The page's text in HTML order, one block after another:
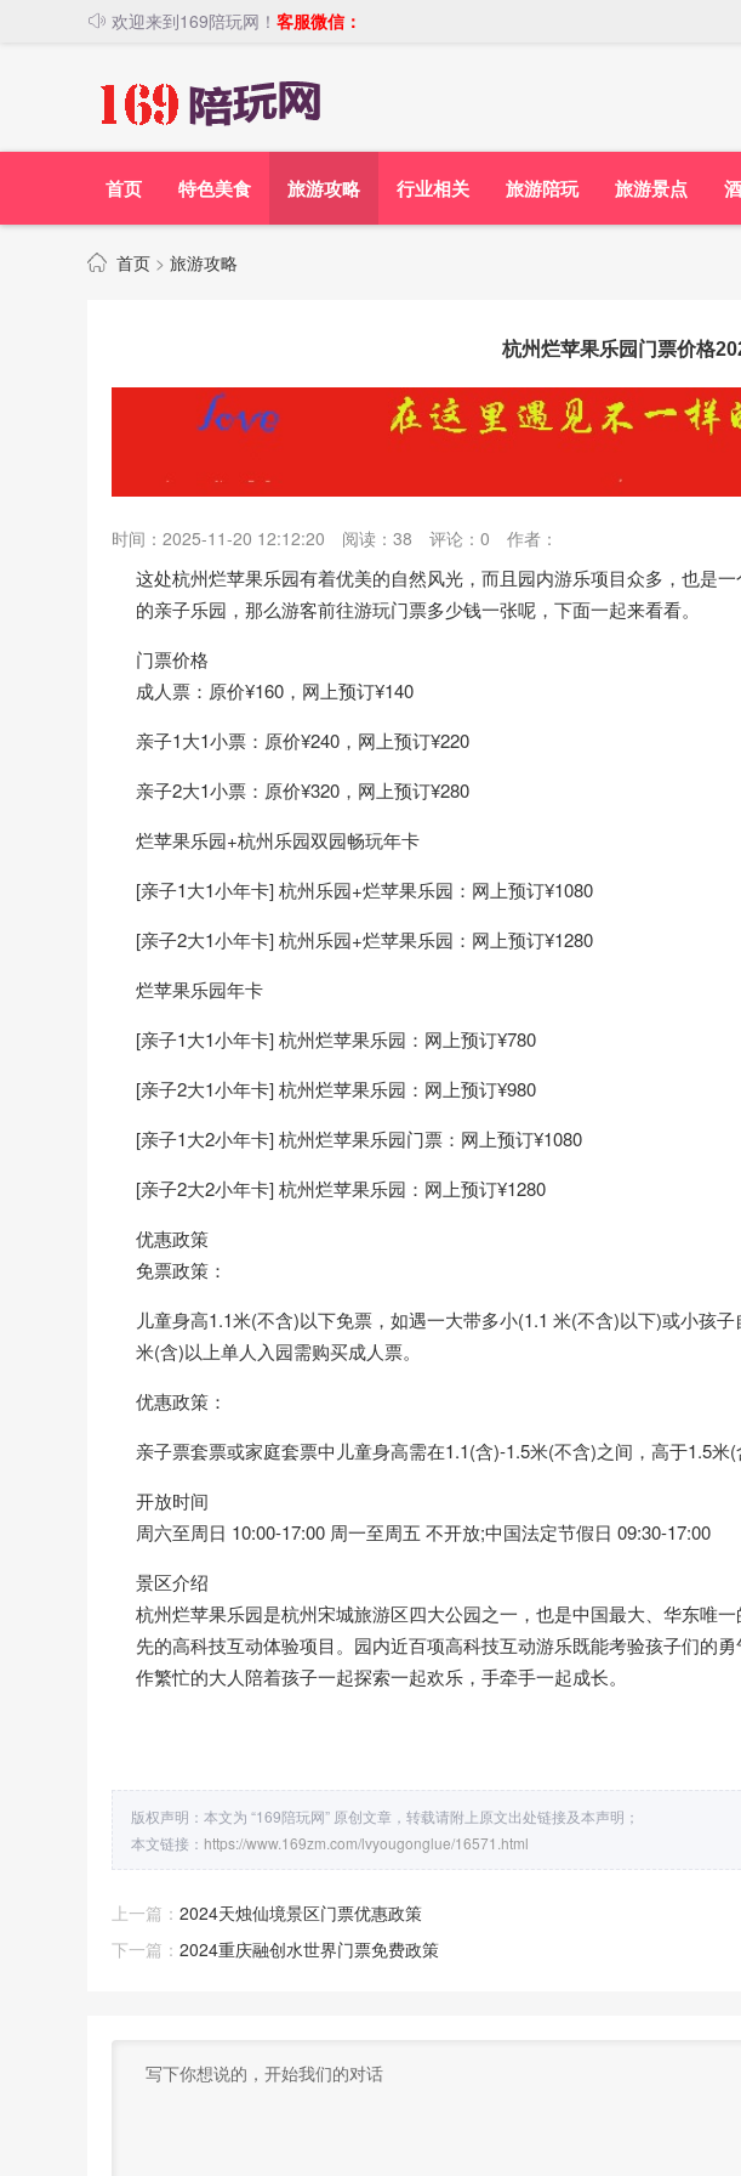
欢迎来到169陪玩网！ 客服微信：
首页 特色美食 旅游攻略 行业相关 旅游陪玩 旅游景点
首页 > 旅游攻略
杭州烂苹果乐园门票价格
时间：2025-11-20 12:12:20 阅读： 38 评论： 0 作者：
这处杭州烂苹果乐园有着优美的自然风光，而且园内游乐项目众多，也是
的亲子乐园，那么游客前往游玩门票多少钱一张呢，下面一起来看看。
门票价格
成人票：原价¥160，网上预订¥140
亲子1大1小票：原价¥240，网上预订¥220
亲子2大1小票：原价¥320，网上预订¥280
烂苹果乐园+杭州乐园双园畅玩年卡
[亲子1大1小年卡] 杭州乐园+烂苹果乐园：网上预订¥1080
[亲子2大1小年卡] 杭州乐园+烂苹果乐园：网上预订¥1280
烂苹果乐园年卡
[亲子1大1小年卡] 杭州烂苹果乐园：网上预订¥780
[亲子2大1小年卡] 杭州烂苹果乐园：网上预订¥980
[亲子1大2小年卡] 杭州烂苹果乐园门票：网上预订¥1080
[亲子2大2小年卡] 杭州烂苹果乐园：网上预订¥1280
优惠政策
免票政策：
儿童身高1.1米(不含)以下免票，如遇一大带多小(1.1 米(不含)以下)或小孩
米(含)以上单人入园需购买成人票。
优惠政策：
亲子票套票或家庭套票中儿童身高需在1.1(含)-1.5米(不含)之间，高于1.5米(
开放时间
周六至周日 10:00-17:00 周一至周五 不开放;中国法定节假日 09:30-17:00
景区介绍
杭州烂苹果乐园是杭州宋城旅游区四大公园之一，也是中国最大、华东唯
先的高科技互动体验项目。园内近百项高科技互动游乐既能考验孩子们的
作繁忙的大人陪着孩子一起探索一起欢乐，手牵手一起成长。
版权声明：本文为 “169陪玩网” 原创文章，转载请附上原文出处链接及本声明；
本文链接： https://www.169zm.com/lvyougonglue/16571.html
上一篇： 2024天烛仙境景区门票优惠政策
下一篇： 2024重庆融创水世界门票免费政策